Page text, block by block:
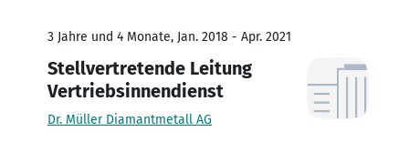
3 Jahre und 4 Monate, Jan. 2018 - Apr. 2021
Stellvertretende Leitung
Vertriebsinnendienst
Dr. Müller Diamantmetall AG